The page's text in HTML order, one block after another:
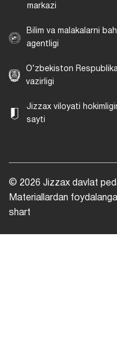
markazi
Bilim va malakalarni
agentligi
O‘zbekiston
vazirligi
Jizzax viloyati
sayti
© 2026 Jizzax davlat
Materiallardan
shart